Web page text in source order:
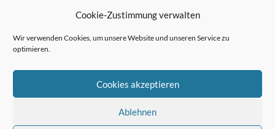
Cookie-Zustimmung verwalten
Wir verwenden Cookies, um unsere Website und unseren Service zu
optimieren.
Cookies akzeptieren
Ablehnen
Wolff von Rechenberg
Linux Mint: Google Drive integrieren
HiFi-Klassiker: Celestion 3